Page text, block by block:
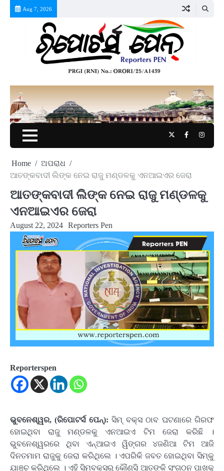
Aug 7, 2026
TwitterFacebook
Home
ଅପରାଧ
ଆତଙ୍କବାଦୀ ଲିଙ୍କ ନେଇ ରାଜୁ ମଣ୍ଡଳକୁ ଏନଆଇଏର ଜେରା
ଆତଙ୍କବାଦୀ ଲିଙ୍କ ନେଇ ରାଜୁ ମଣ୍ଡଳକୁ
ଏନଆଇଏର ଜେରା
August 22, 2024 Reporters Pen
Reporterspen
ଭୁବନେଶ୍ୱର, (ରିପୋଟର୍ସ ପେନ୍‌):ସିମ୍ ବକ୍ସ ଠାବ ଘଟଣାରେ ଗିରଫ
ହୋଇଥିବା ରାଜୁ ମଣ୍ଡଳକୁ ଏନଆଇଏ ଟିମ ଜେରା କରିଛି ।
ଭୁବନେଶ୍ୱରରେ ଥିବା ଏନ୍ଆଇଏ ୱିଙ୍ଗର ୪ଜଣିଆ ଟିମ ଆଜି
ଦିନତମାମ ରାଜୁକୁ ଜେରା କରିଥିଲେ । ଏପରିକି ଜବତ ହୋଇଥିବା ସିମ୍କୁ
ଯାଞ୍ଚ କରିଥିଲେ । ଏହି ସିମବକ୍ସରୁ କୌଣସି ଆତଙ୍କି ସଂଗଠନ ପାଖକୁ